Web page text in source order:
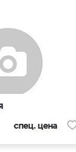
спец. цена